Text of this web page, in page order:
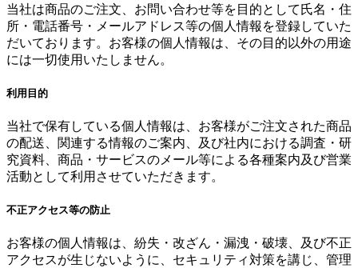
当社は商品のご注文、お問い合わせ等を目的として氏名・住
所・電話番号・メールアドレス等の個人情報を登録していた
だいております。お客様の個人情報は、その目的以外の用途
には一切使用いたしません。
利用目的
当社で保有している個人情報は、お客様がご注文された商品
の配送、関連する情報のご案内、及び社内における調査・研
究資料、商品・サービスのメール等による各種案内及び営業
活動として利用させていただきます。
不正アクセス等の防止
お客様の個人情報は、紛失・改ざん・漏洩・破壊、及び不正
アクセスが生じないように、セキュリティ対策を講じ、管理